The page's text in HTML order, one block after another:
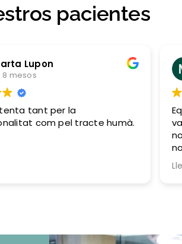
pacientes
Lupon
8 mesos
tant per la
com pel tracte humà.
ni